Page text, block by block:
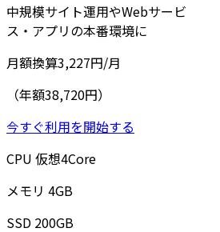
中規模サイト運用やWebサービ
ス・アプリの本番環境に
月額換算3,227円/月
（年額38,720円）
今すぐ利用を開始する
CPU 仮想4Core
メモリ 4GB
SSD 200GB